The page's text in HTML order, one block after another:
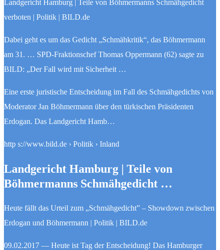
Landgericht Hamburg | Teile von Böhmermanns ​Schmähgedicht
verboten | Politik | BILD.de
Dabei geht es um das Gedicht „Schmähkritik“, das Böhmermann
am 31. … SPD-Fraktionschef Thomas Oppermann (62) sagte zu
BILD: „Der Fall wird mit Sicherheit …
Eine erste juristische Entscheidung im Fall des Schmähgedichts von
Moderator Jan Böhmermann über den türkischen Präsidenten
Erdogan. Das Landgericht Hamb…
http s://www.bild.de › Politik › Inland
Landgericht Hamburg | Teile von
Böhmermanns ​Schmähgedicht …
Heute fällt das Urteil zum „Schmähgedicht” – Showdown zwischen
Erdogan und Böhmermann | Politik | BILD.de
09.02.2017 — Heute ist Tag der Entscheidung! Das Hamburger